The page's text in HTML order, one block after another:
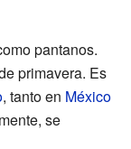
pantanos.
primavera. Es
, tanto en México
se